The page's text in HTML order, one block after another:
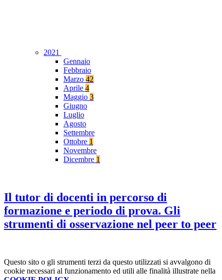
2021
Gennaio
Febbraio
Marzo 42
Aprile 4
Maggio 3
Giugno
Luglio
Agosto
Settembre
Ottobre 1
Novembre
Dicembre 1
Il tutor di docenti in percorso di
formazione e periodo di prova. Gli
strumenti di osservazione nel peer to peer
Questo sito o gli strumenti terzi da questo utilizzati si avvalgono di
cookie necessari al funzionamento ed utili alle finalità illustrate nella